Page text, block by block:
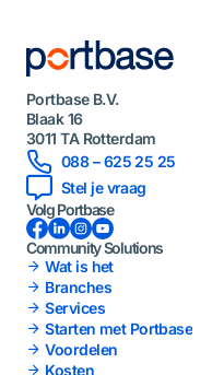
Portbase B.V.
Blaak 16
3011 TA Rotterdam
088 – 625 25 25
Stel je vraag
Volg Portbase
Facebook LinkedInInstagramYouTube
Community Solutions
Wat is het
Branches
Services
Starten met Portbase
Voordelen
Kosten